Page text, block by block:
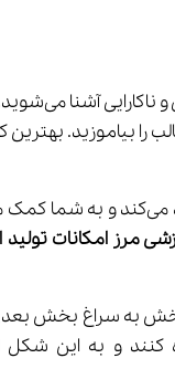
دهم با مطالبی از
را بیاموزید.
مرز امکانات تولید
این شکل شما می‌توانید با تماشا و